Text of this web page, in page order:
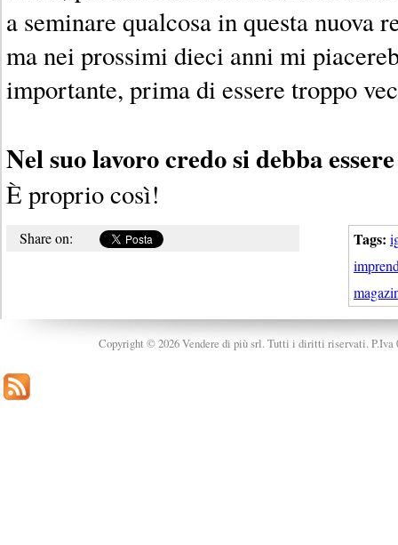
a seminare qualcosa in questa nuova
ma nei prossimi dieci anni mi
importante, prima di essere troppo
Nel suo lavoro credo si debba
È proprio così!
Tags:
Share on:
Copyright © 2026 Vendere di più srl. Tutti i diritti riservati. P.Iva